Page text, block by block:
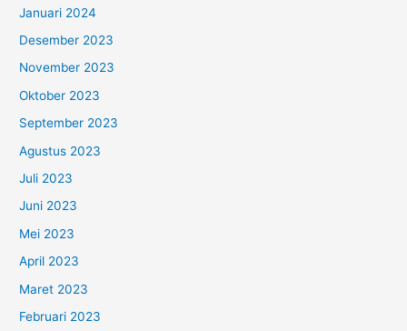
Januari 2024
Desember 2023
November 2023
Oktober 2023
September 2023
Agustus 2023
Juli 2023
Juni 2023
Mei 2023
April 2023
Maret 2023
Februari 2023